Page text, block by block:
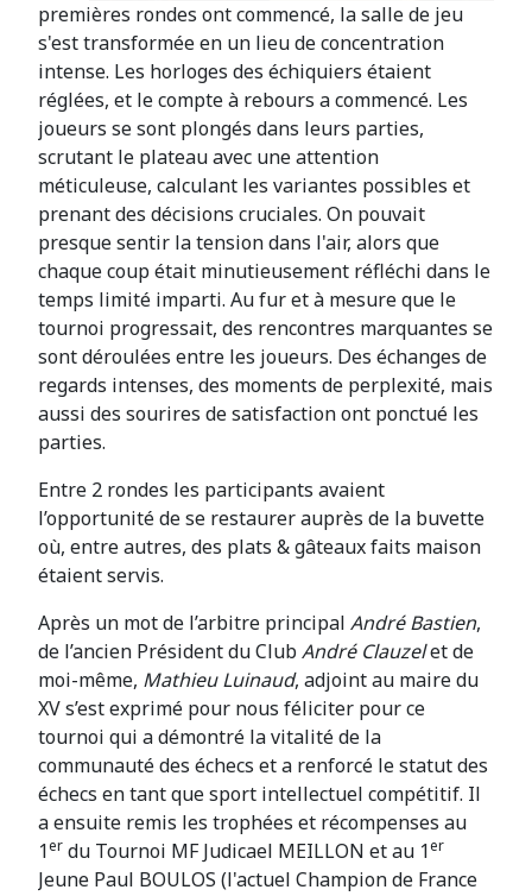
premières rondes ont commencé, la salle de jeu
s'est transformée en un lieu de concentration
intense. Les horloges des échiquiers étaient
réglées, et le compte à rebours a commencé. Les
joueurs se sont plongés dans leurs parties,
scrutant le plateau avec une attention
méticuleuse, calculant les variantes possibles et
prenant des décisions cruciales. On pouvait
presque sentir la tension dans l'air, alors que
chaque coup était minutieusement réfléchi dans le
temps limité imparti. Au fur et à mesure que le
tournoi progressait, des rencontres marquantes se
sont déroulées entre les joueurs. Des échanges de
regards intenses, des moments de perplexité, mais
aussi des sourires de satisfaction ont ponctué les
parties.
Entre 2 rondes les participants avaient
l’opportunité de se restaurer auprès de la buvette
où, entre autres, des plats & gâteaux faits maison
étaient servis.
Après un mot de l’arbitre principal André Bastien,
de l’ancien Président du ClubAndré Clauzelet de
moi-même, Mathieu Luinaud, adjoint au maire du
XV s’est exprimé pour nous féliciter pour ce
tournoi qui a démontré la vitalité de la
communauté des échecs et a renforcé le statut des
échecs en tant que sport intellectuel compétitif. Il
a ensuite remis les trophées et récompenses au
1er du Tournoi MF Judicael MEILLON et au 1er
Jeune Paul BOULOS (l'actuel Champion de France